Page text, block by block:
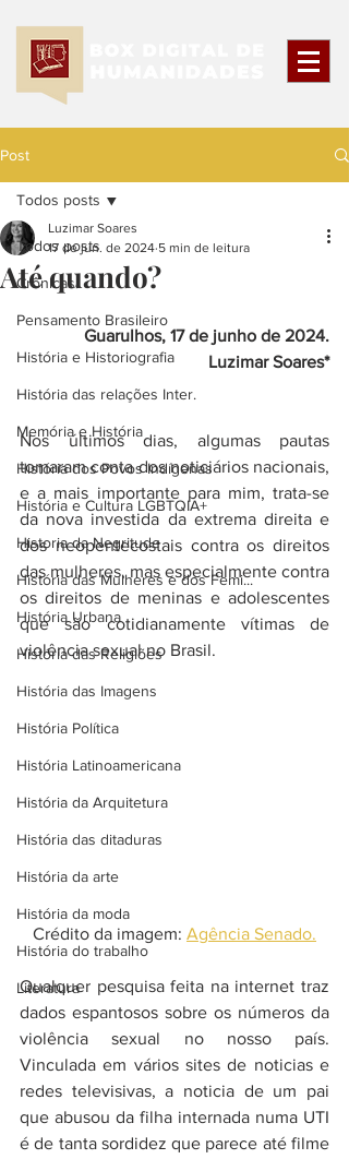
Post
Todos posts
Crônicas
Pensamento Brasileiro
História e Historiografia
História das relações Inter.
Memória e História
História dos Povos Indígenas
História e Cultura LGBTQIA+
Historia da Negritude
História das Mulheres e dos Femi...
História Urbana
História das Religiões
História das Imagens
História Política
História Latinoamericana
História da Arquitetura
História das ditaduras
História da arte
História da moda
História do trabalho
Literatura
Todos posts
Até quando?
Luzimar Soares
17 de jun. de 2024 5 min de leitura
Guarulhos, 17 de junho de 2024.
Luzimar Soares*
Nos últimos dias, algumas pautas
tomaram conta dos noticiários nacionais,
e a mais importante para mim, trata-se
da nova investida da extrema direita e
dos neopentecostais contra os direitos
das mulheres, mas especialmente contra
os direitos de meninas e adolescentes
que são cotidianamente vítimas de
violência sexual no Brasil.
Crédito da imagem: Agência Senado.
Qualquer pesquisa feita na internet traz
dados espantosos sobre os números da
violência sexual no nosso país.
Vinculada em vários sites de noticias e
redes televisivas, a noticia de um pai
que abusou da filha internada numa UTI
é de tanta sordidez que parece até filme